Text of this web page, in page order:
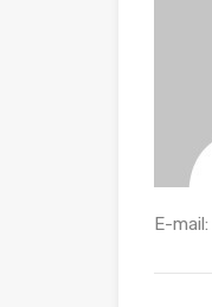
E-mail: